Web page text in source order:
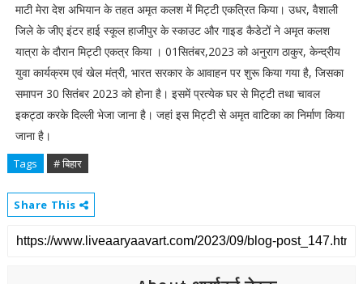
माटी मेरा देश अभियान के तहत अमृत कलश में मिट्टी एकत्रित किया। उधर, वैशाली
जिले के जीए इंटर हाई स्कूल हाजीपुर के स्काउट और गाइड कैडेटों ने अमृत कलश
यात्रा के दौरान मिट्टी एकत्र किया । 01सितंबर,2023 को अनुराग ठाकुर, केन्द्रीय
युवा कार्यक्रम एवं खेल मंत्री, भारत सरकार के आवाहन पर शुरू किया गया है, जिसका
समापन 30 सितंबर 2023 को होना है। इसमें प्रत्येक घर से मिट्टी तथा चावल
इकट्ठा करके दिल्ली भेजा जाना है। जहां इस मिट्टी से अमृत वाटिका का निर्माण किया
जाना है।
Tags # बिहार
Share This